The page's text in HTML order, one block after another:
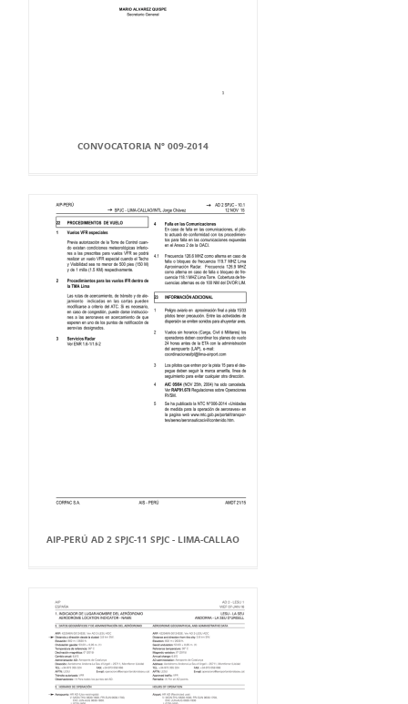
CONVOCATORIA Nº 009-2014
AIP-PERÚ AD 2 SPJC-11 SPJC - LIMA-CALLAO